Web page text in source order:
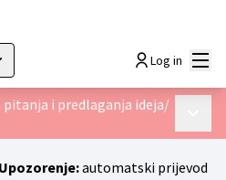
Choisir la langue
Log in
i predlaganja ideja/
Upozorenje:automatski prijevod